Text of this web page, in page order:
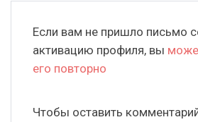
Если вам не пришло письмо
активацию профиля, вы
его повторно
Чтобы оставить